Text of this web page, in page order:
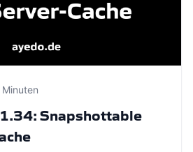
Minuten
Snapshottable